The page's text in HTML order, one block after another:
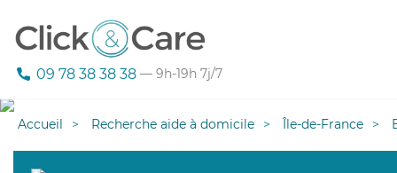
09 78 38 38 38 — 9h-19h 7j/7
Accueil Recherche aide à domicile Île-de-France